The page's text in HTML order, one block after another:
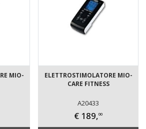
MIO-
ELETTROSTIMOLATORE MIO-
CARE FITNESS
A20433
€ 189,00